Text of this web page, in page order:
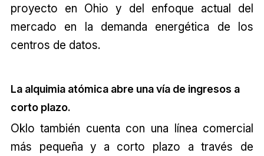
proyecto en Ohio y del enfoque actual del
mercado en la demanda energética de los
centros de datos.
La alquimia atómica abre una vía de ingresos a
corto plazo.
Oklo también cuenta con una línea comercial
más pequeña y a corto plazo a través de